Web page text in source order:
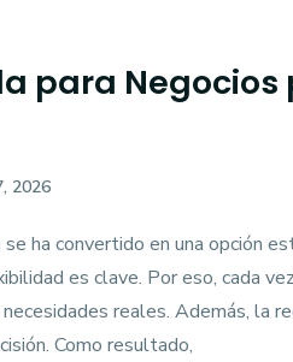
para Negocios
2026
ha convertido en una opción
es clave. Por eso, cada
reales. Además, la
Como resultado,